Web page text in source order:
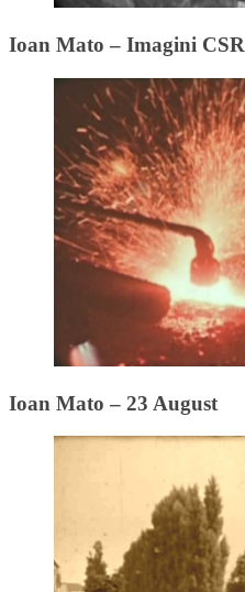
Ioan Mato – Imagini CSR
Ioan Mato – 23 August